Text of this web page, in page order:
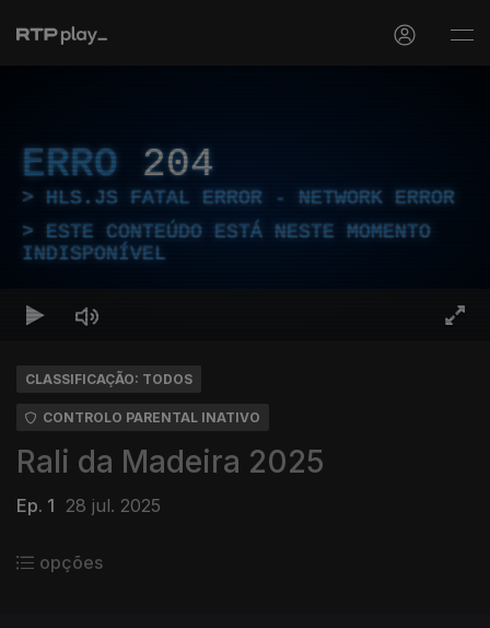
ERRO 204
HLS.JS FATAL ERROR - NETWORK ERROR
ESTE CONTEÚDO ESTÁ NESTE MOMENTO
INDISPONÍVEL
CLASSIFICAÇÃO: TODOS
CONTROLO PARENTAL INATIVO
Rali da Madeira 2025
Ep. 1 28 jul. 2025
opções